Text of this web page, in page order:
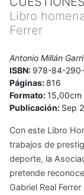
Libro
Ferrer
Antonio Millán
ISBN: 978-84-
Páginas: 816
Formato:15,00cm
Publicación: Sep
Con este Libro
trabajos de
deporte, la
pretende
Gabriel Real